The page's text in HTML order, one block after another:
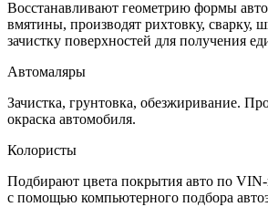
Восстанавливают геометрию формы
вмятины, производят рихтовку, сварку,
зачистку поверхностей для получения
Автомаляры
Зачистка, грунтовка, обезжиривание.
окраска автомобиля.
Колористы
Подбирают цвета покрытия авто по
с помощью компьютерного подбора